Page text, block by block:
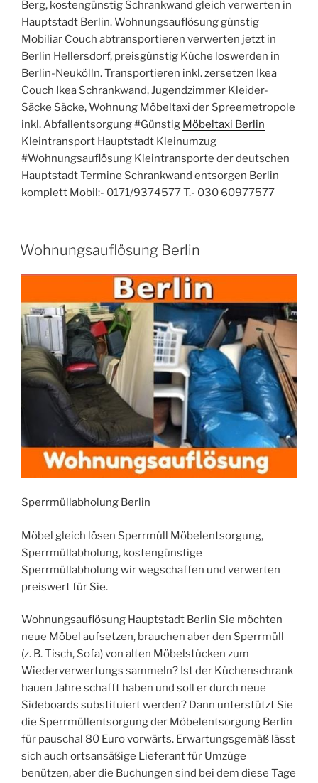
Berg, kostengünstig Schrankwand gleich verwerten in
Hauptstadt Berlin. Wohnungsauflösung günstig
Mobiliar Couch abtransportieren verwerten jetzt in
Berlin Hellersdorf, preisgünstig Küche loswerden in
Berlin-Neukölln. Transportieren inkl. zersetzen Ikea
Couch Ikea Schrankwand, Jugendzimmer Kleider-
Säcke Säcke, Wohnung Möbeltaxi der Spreemetropole
inkl. Abfallentsorgung #Günstig Möbeltaxi Berlin
Kleintransport Hauptstadt Kleinumzug
#Wohnungsauflösung Kleintransporte der deutschen
Hauptstadt Termine Schrankwand entsorgen Berlin
komplett Mobil:- 0171/9374577 T.- 030 60977577
VERÖFFENTLICHT
AM
Wohnungsauflösung Berlin
Sperrmüllabholung Berlin
Möbel gleich lösen Sperrmüll Möbelentsorgung,
Sperrmüllabholung, kostengünstige
Sperrmüllabholung wir wegschaffen und verwerten
preiswert für Sie.
Wohnungsauflösung Hauptstadt Berlin Sie möchten
neue Möbel aufsetzen, brauchen aber den Sperrmüll
(z. B. Tisch, Sofa) von alten Möbelstücken zum
Wiederverwertungs sammeln? Ist der Küchenschrank
hauen Jahre schafft haben und soll er durch neue
Sideboards substituiert werden? Dann unterstützt Sie
die Sperrmüllentsorgung der Möbelentsorgung Berlin
für pauschal 80 Euro vorwärts. Erwartungsgemäß lässt
sich auch ortsansäßige Lieferant für Umzüge
benützen, aber die Buchungen sind bei dem diese Tage